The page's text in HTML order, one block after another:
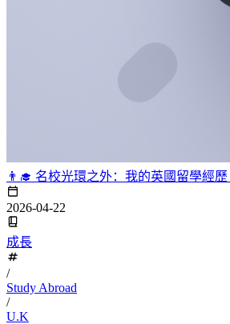
👨‍🎓 名校光環之外：我的英國留學經歷
2026-04-22
成長
/
Study Abroad
/
U.K